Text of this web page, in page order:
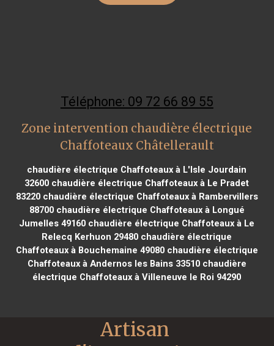
Téléphone: 09 72 66 89 55
Zone intervention chaudière électrique
Chaffoteaux Châtellerault
chaudière électrique Chaffoteaux à L'Isle Jourdain
32600 chaudière électrique Chaffoteaux à Le Pradet
83220chaudière électrique Chaffoteaux à Rambervillers
88700chaudière électrique Chaffoteaux à Longué
Jumelles 49160 chaudière électrique Chaffoteaux à Le
Relecq Kerhuon 29480 chaudière électrique
Chaffoteaux à Bouchemaine 49080chaudière électrique
Chaffoteaux à Andernos les Bains 33510chaudière
électrique Chaffoteaux à Villeneuve le Roi 94290
Artisan